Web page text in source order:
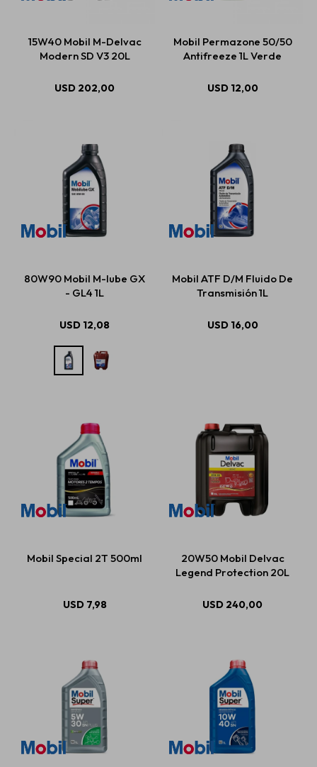
15W40 Mobil M-Delvac
Modern SD V3 20L
USD 202,00
Mobil Permazone 50/50
Antifreeze 1L Verde
USD 12,00
80W90 Mobil M-lube GX
- GL4 1L
USD 12,08
Mobil ATF D/M Fluido De
Transmisión 1L
USD 16,00
Mobil Special 2T 500ml
USD 7,98
20W50 Mobil Delvac
Legend Protection 20L
USD 240,00